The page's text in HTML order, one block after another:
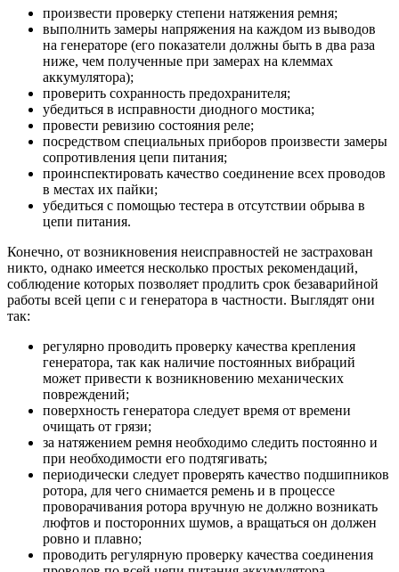
произвести проверку степени натяжения ремня;
выполнить замеры напряжения на каждом из выводов
на генераторе (его показатели должны быть в два раза
ниже, чем полученные при замерах на клеммах
аккумулятора);
проверить сохранность предохранителя;
убедиться в исправности диодного мостика;
провести ревизию состояния реле;
посредством специальных приборов произвести замеры
сопротивления цепи питания;
проинспектировать качество соединение всех проводов
в местах их пайки;
убедиться с помощью тестера в отсутствии обрыва в
цепи питания.
Конечно, от возникновения неисправностей не застрахован
никто, однако имеется несколько простых рекомендаций,
соблюдение которых позволяет продлить срок безаварийной
работы всей цепи с и генератора в частности. Выглядят они
так:
регулярно проводить проверку качества крепления
генератора, так как наличие постоянных вибраций
может привести к возникновению механических
повреждений;
поверхность генератора следует время от времени
очищать от грязи;
за натяжением ремня необходимо следить постоянно и
при необходимости его подтягивать;
периодически следует проверять качество подшипников
ротора, для чего снимается ремень и в процессе
проворачивания ротора вручную не должно возникать
люфтов и посторонних шумов, а вращаться он должен
ровно и плавно;
проводить регулярную проверку качества соединения